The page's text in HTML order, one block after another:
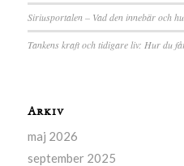
Siriusportalen – Vad den innebär och
Tankens kraft och tidigare liv: Hur du
Arkiv
maj 2026
september 2025